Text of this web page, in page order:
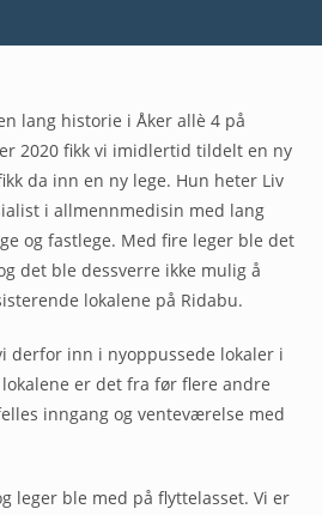
lang historie i Åker allè 4 på
2020 fikk vi imidlertid tildelt en ny
da inn en ny lege. Hun heter Liv
i allmennmedisin med lang
og fastlege. Med fire leger ble det
det ble dessverre ikke mulig å
lokalene på Ridabu.
derfor inn i nyoppussede lokaler i
lokalene er det fra før flere andre
inngang og venteværelse med
leger ble med på flyttelasset. Vi er